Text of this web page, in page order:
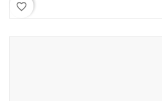
favorite_border